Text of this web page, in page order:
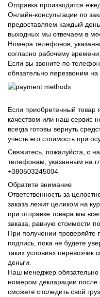
Отправка производится
Онлайн-консультации по
предоставляем каждый
выходных мы отвечаем в
Номера телефонов,
согласно рабочему времени;
Если вы звоните по
обязательно перезвоним
Если приобретенный
качеством или наш сервис
всегда готовы вернуть
учесть его стоимость при
Свяжитесь, пожалуйста, с
телефонам, указанным на
+380503245004
Обратите внимание
Ответственность за
заказа лежит целиком на
при отправке товара мы
заказа, равную стоимости
При получении проверяйте
подпись, пока не будете
таких условиях перевозчик
деньги.
Наш менеджер
номером декларации после
сможете отследить свой